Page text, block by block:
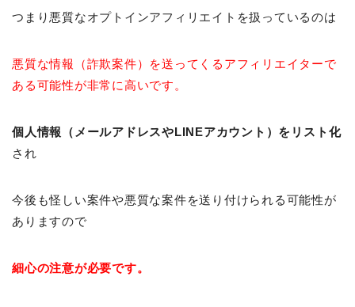
つまり悪質なオプトインアフィリエイトを扱っているのは
悪質な情報（詐欺案件）を送ってくるアフィリエイターで
ある可能性が非常に高いです。
個人情報（メールアドレスやLINEアカウント）をリスト化
され
今後も怪しい案件や悪質な案件を送り付けられる可能性が
ありますので
細心の注意が必要です。